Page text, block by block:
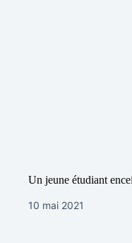
Un jeune étudiant
10 mai 2021